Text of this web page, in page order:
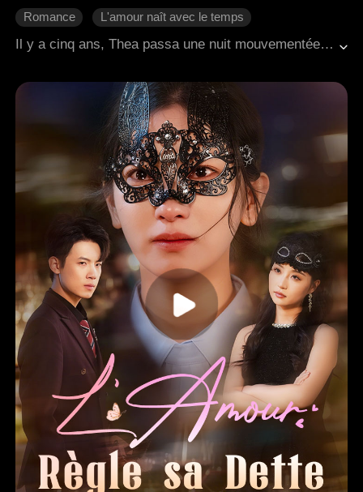
Romance
L'amour naît avec le temps
Il y a cinq ans, Thea passa une nuit mouvementée avec Jacob, qui avait été drogué. Espérant pouvoir payer les frais médicaux de sa grand-mère, elle fut choquée lorsque Jacob partit en trombe, convaincu que Thea avait mis quelque chose dans son verre. Plus tard, Thea découvrit qu'elle était enceinte et chercha l'aide de Jacob, mais elle fut humiliée. Alors qu'elle tenait sa grand-mère mourante à l'hôpital, Thea tomba par hasard sur une nouvelle : Jacob était tombé dans le coma. Saisissant l'occasion, elle emménagea chez lui avec son enfant à naître. Juste au moment où elle commençait à s'installer dans une vie de luxe, Jacob se réveilla sans aucun souvenir d'elle. Les médecins prédirent que ses souvenirs reviendraient dans un délai d'un mois. Déterminée, Thea œuvra pour que Jacob tombe amoureux d'elle, et finalement, tous trois construisirent une vie heureuse ensemble.